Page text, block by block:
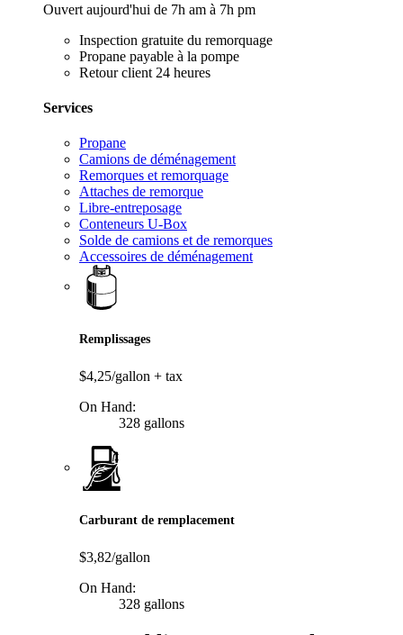
Ouvert aujourd'hui de 7h am à 7h pm
Inspection gratuite du remorquage
Propane payable à la pompe
Retour client 24 heures
Services
Propane
Camions de déménagement
Remorques et remorquage
Attaches de remorque
Libre-entreposage
Conteneurs U-Box
Solde de camions et de remorques
Accessoires de déménagement
Remplissages
$4,25/gallon + tax
On Hand:
328 gallons
Carburant de remplacement
$3,82/gallon
On Hand:
328 gallons